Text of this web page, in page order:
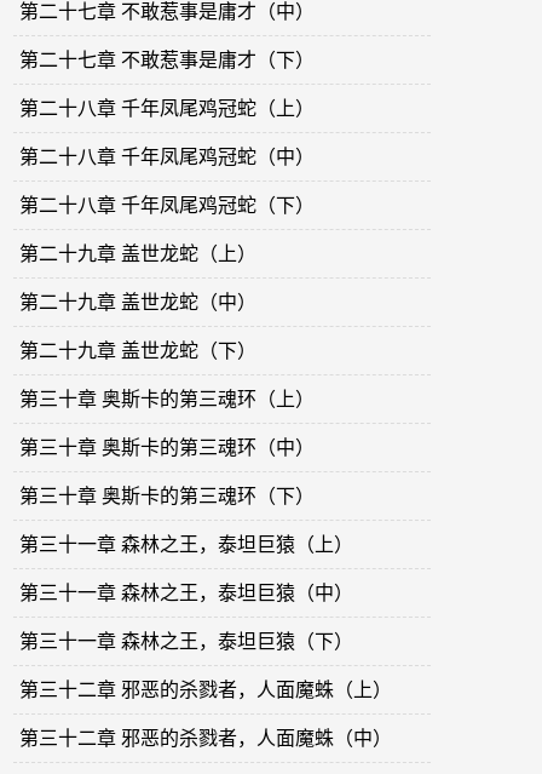
第二十七章 不敢惹事是庸才（中）
第二十七章 不敢惹事是庸才（下）
第二十八章 千年凤尾鸡冠蛇（上）
第二十八章 千年凤尾鸡冠蛇（中）
第二十八章 千年凤尾鸡冠蛇（下）
第二十九章 盖世龙蛇（上）
第二十九章 盖世龙蛇（中）
第二十九章 盖世龙蛇（下）
第三十章 奥斯卡的第三魂环（上）
第三十章 奥斯卡的第三魂环（中）
第三十章 奥斯卡的第三魂环（下）
第三十一章 森林之王，泰坦巨猿（上）
第三十一章 森林之王，泰坦巨猿（中）
第三十一章 森林之王，泰坦巨猿（下）
第三十二章 邪恶的杀戮者，人面魔蛛（上）
第三十二章 邪恶的杀戮者，人面魔蛛（中）